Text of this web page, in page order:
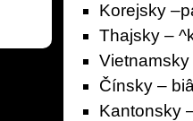
Korejsky
Thajsky –
Čínsky –
Kantonsky